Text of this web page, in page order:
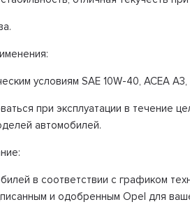
условиям SAE 10W-40, ACEA
при эксплуатации в течение
автомобилей.
в соответствии с графиком
и одобренным Opel для